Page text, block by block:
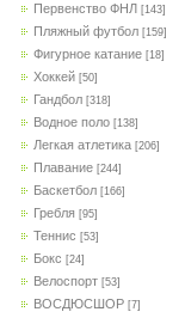
Первенство ФНЛ [143]
Пляжный футбол [159]
Фигурное катание [18]
Хоккей [50]
Гандбол [318]
Водное поло [138]
Легкая атлетика [206]
Плавание [244]
Баскетбол [166]
Гребля [95]
Теннис [53]
Бокс [24]
Велоспорт [53]
ВОСДЮСШОР [7]